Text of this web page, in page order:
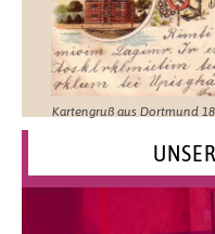
Kartengruß aus Dortmund